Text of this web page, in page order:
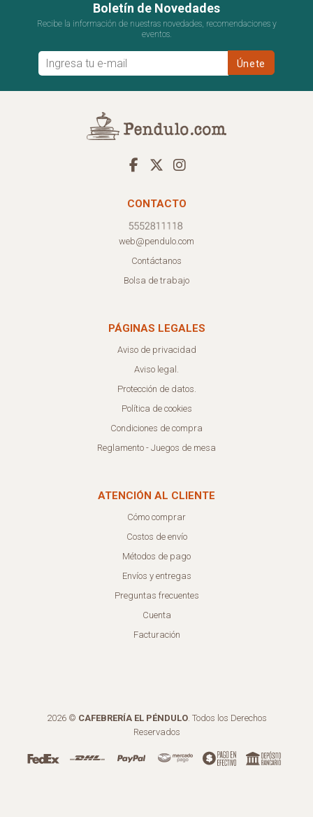
Boletín de Novedades
Recibe la información de nuestras novedades, recomendaciones y
eventos.
CONTACTO
web@pendulo.com
Contáctanos
Bolsa de trabajo
PÁGINAS LEGALES
Aviso de privacidad
Aviso legal.
Protección de datos.
Política de cookies
Condiciones de compra
Reglamento - Juegos de mesa
ATENCIÓN AL CLIENTE
Cómo comprar
Costos de envío
Métodos de pago
Envíos y entregas
Preguntas frecuentes
Cuenta
Facturación
2026 © CAFEBRERÍA EL PÉNDULO. Todos los Derechos
Reservados